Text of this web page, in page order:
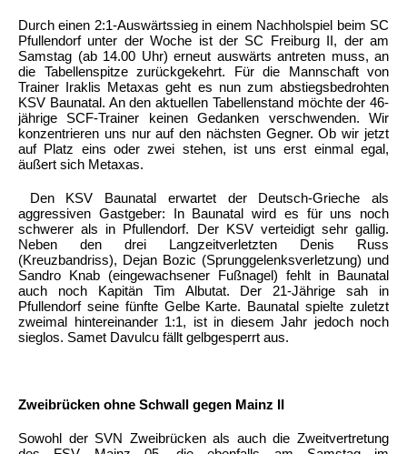
Durch einen 2:1-Auswärtssieg in einem Nachholspiel beim SC
Pfullendorf unter der Woche ist der SC Freiburg II, der am
Samstag (ab 14.00 Uhr) erneut auswärts antreten muss, an
die Tabellenspitze zurückgekehrt. Für die Mannschaft von
Trainer Iraklis Metaxas geht es nun zum abstiegsbedrohten
KSV Baunatal. An den aktuellen Tabellenstand möchte der 46-
jährige SCF-Trainer keinen Gedanken verschwenden. Wir
konzentrieren uns nur auf den nächsten Gegner. Ob wir jetzt
auf Platz eins oder zwei stehen, ist uns erst einmal egal,
äußert sich Metaxas.
Den KSV Baunatal erwartet der Deutsch-Grieche als
aggressiven Gastgeber: In Baunatal wird es für uns noch
schwerer als in Pfullendorf. Der KSV verteidigt sehr gallig.
Neben den drei Langzeitverletzten Denis Russ
(Kreuzbandriss), Dejan Bozic (Sprunggelenksverletzung) und
Sandro Knab (eingewachsener Fußnagel) fehlt in Baunatal
auch noch Kapitän Tim Albutat. Der 21-Jährige sah in
Pfullendorf seine fünfte Gelbe Karte. Baunatal spielte zuletzt
zweimal hintereinander 1:1, ist in diesem Jahr jedoch noch
sieglos. Samet Davulcu fällt gelbgesperrt aus.
Zweibrücken ohne Schwall gegen Mainz II
Sowohl der SVN Zweibrücken als auch die Zweitvertretung